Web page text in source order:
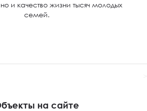
и качество жизни тысяч молодых
семей.
на сайте